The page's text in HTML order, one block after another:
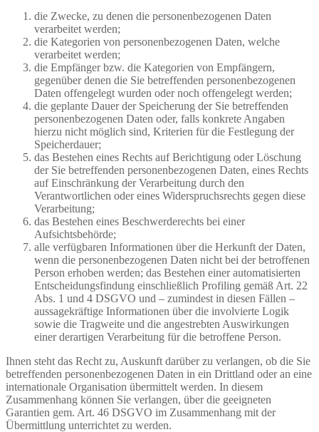
die Zwecke, zu denen die personenbezogenen Daten
verarbeitet werden;
die Kategorien von personenbezogenen Daten, welche
verarbeitet werden;
die Empfänger bzw. die Kategorien von Empfängern,
gegenüber denen die Sie betreffenden personenbezogenen
Daten offengelegt wurden oder noch offengelegt werden;
die geplante Dauer der Speicherung der Sie betreffenden
personenbezogenen Daten oder, falls konkrete Angaben
hierzu nicht möglich sind, Kriterien für die Festlegung der
Speicherdauer;
das Bestehen eines Rechts auf Berichtigung oder Löschung
der Sie betreffenden personenbezogenen Daten, eines Rechts
auf Einschränkung der Verarbeitung durch den
Verantwortlichen oder eines Widerspruchsrechts gegen diese
Verarbeitung;
das Bestehen eines Beschwerderechts bei einer
Aufsichtsbehörde;
alle verfügbaren Informationen über die Herkunft der Daten,
wenn die personenbezogenen Daten nicht bei der betroffenen
Person erhoben werden; das Bestehen einer automatisierten
Entscheidungsfindung einschließlich Profiling gemäß Art. 22
Abs. 1 und 4 DSGVO und – zumindest in diesen Fällen –
aussagekräftige Informationen über die involvierte Logik
sowie die Tragweite und die angestrebten Auswirkungen
einer derartigen Verarbeitung für die betroffene Person.
Ihnen steht das Recht zu, Auskunft darüber zu verlangen, ob die Sie
betreffenden personenbezogenen Daten in ein Drittland oder an eine
internationale Organisation übermittelt werden. In diesem
Zusammenhang können Sie verlangen, über die geeigneten
Garantien gem. Art. 46 DSGVO im Zusammenhang mit der
Übermittlung unterrichtet zu werden.